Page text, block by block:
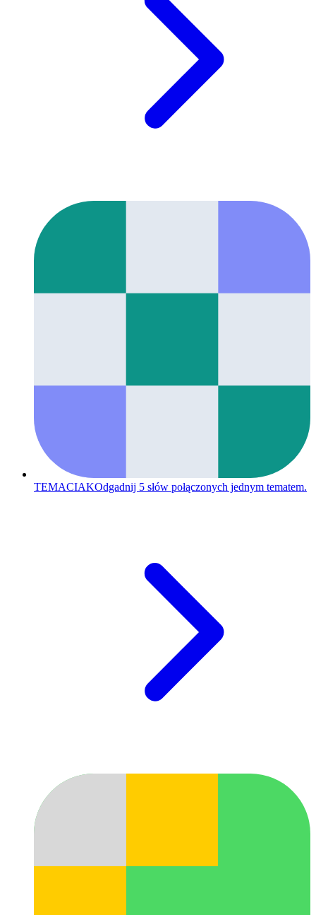
TEMACIAKOdgadnij 5 słów połączonych jednym tematem.